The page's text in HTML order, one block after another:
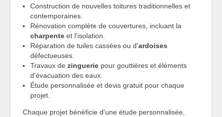
Construction de nouvelles toitures traditionnelles et
contemporaines.
Rénovation complète de couvertures, incluant la
charpente et l'isolation.
Réparation de tuiles cassées ou d'ardoises
défectueuses.
Travaux de zinguerie pour gouttières et éléments
d'évacuation des eaux.
Étude personnalisée et devis gratuit pour chaque
projet.
Chaque projet bénéficie d'une étude personnalisée,